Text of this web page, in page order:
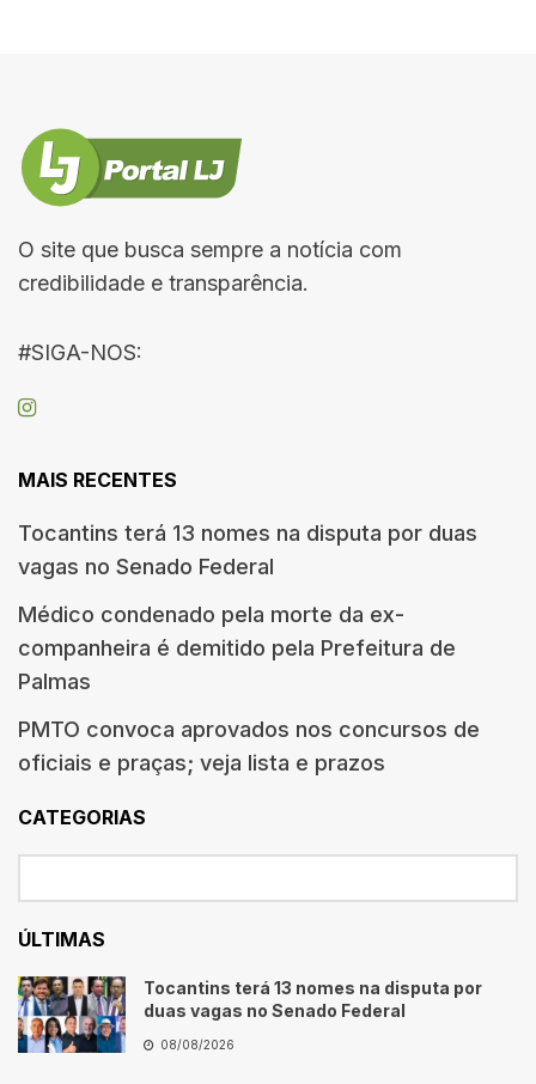
O site que busca sempre a notícia com
credibilidade e transparência.
#SIGA-NOS:
MAIS RECENTES
Tocantins terá 13 nomes na disputa por duas
vagas no Senado Federal
Médico condenado pela morte da ex-
companheira é demitido pela Prefeitura de
Palmas
PMTO convoca aprovados nos concursos de
oficiais e praças; veja lista e prazos
CATEGORIAS
ÚLTIMAS
Tocantins terá 13 nomes na disputa por
duas vagas no Senado Federal
08/08/2026